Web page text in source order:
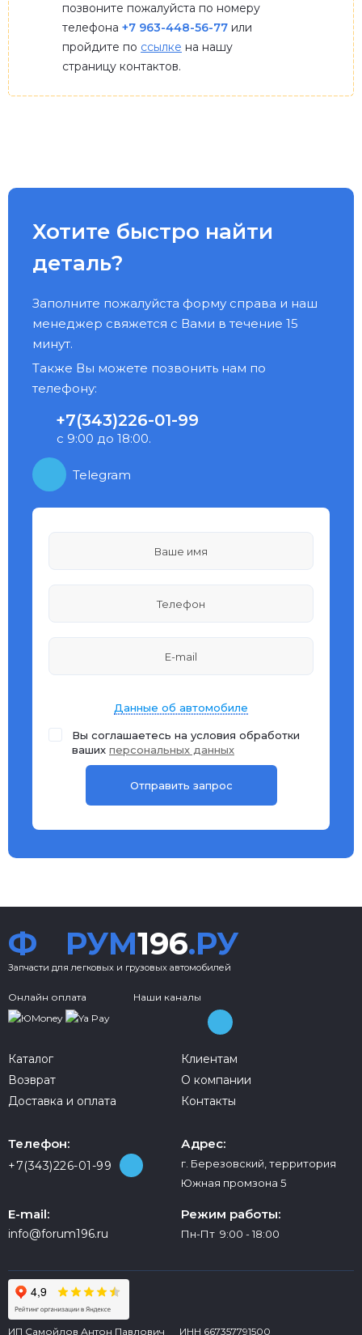
позвоните пожалуйста по номеру
телефона +7 963-448-56-77 или
пройдите по ссылке на нашу
страницу контактов.
Хотите быстро найти
деталь?
Заполните пожалуйста форму справа и наш
менеджер свяжется с Вами в течение 15
минут.
Также Вы можете позвонить нам по
телефону:
+7(343)226-01-99
с 9:00 до 18:00.
Telegram
Данные об автомобиле
Вы соглашаетесь на условия обработки
ваших персональных данных
Ф РУМ196.РУ
Запчасти для легковых и грузовых автомобилей
Онлайн оплата Наши каналы
Каталог
Возврат
Доставка и оплата
Клиентам
О компании
Контакты
Телефон:
+7(343)226-01-99
Адрес:
г. Березовский, территория
Южная промзона 5
E-mail:
info@forum196.ru
Режим работы:
Пн-Пт 9:00 - 18:00
ИП Самойлов Антон Павлович ИНН 667357791500